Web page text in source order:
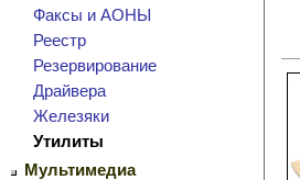
Факсы и АОНЫ
Реестр
Резервирование
Драйвера
Железяки
Утилиты
Мультимедиа